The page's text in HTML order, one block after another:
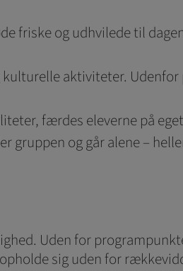
friske og udhvilede til
aktiviteter.
færdes eleverne på
gruppen og går alene –
Uden for
sig uden for